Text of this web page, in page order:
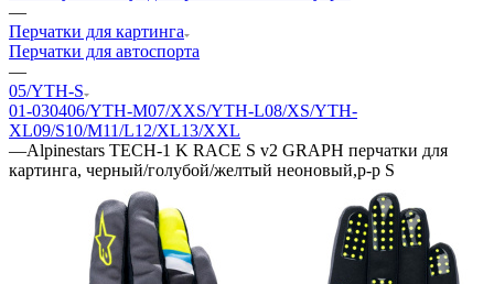
—
Перчатки для картинга
Перчатки для автоспорта
—
05/YTH-S
01-030406/YTH-M07/XXS/YTH-L08/XS/YTH-
XL09/S10/M11/L12/XL13/XXL
—Alpinestars TECH-1 K RACE S v2 GRAPH перчатки для
картинга, черный/голубой/желтый неоновый,р-р S